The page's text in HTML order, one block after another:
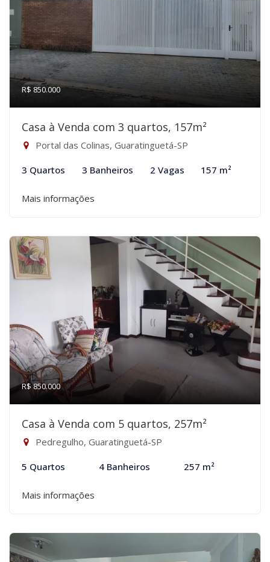
R$ 850.000
Casa à Venda com 3 quartos, 157m²
Portal das Colinas, Guaratinguetá-SP
3 Quartos 3 Banheiros 2 Vagas 157 m²
Mais informações
R$ 850.000
Casa à Venda com 5 quartos, 257m²
Pedregulho, Guaratinguetá-SP
5 Quartos 4 Banheiros 257 m²
Mais informações